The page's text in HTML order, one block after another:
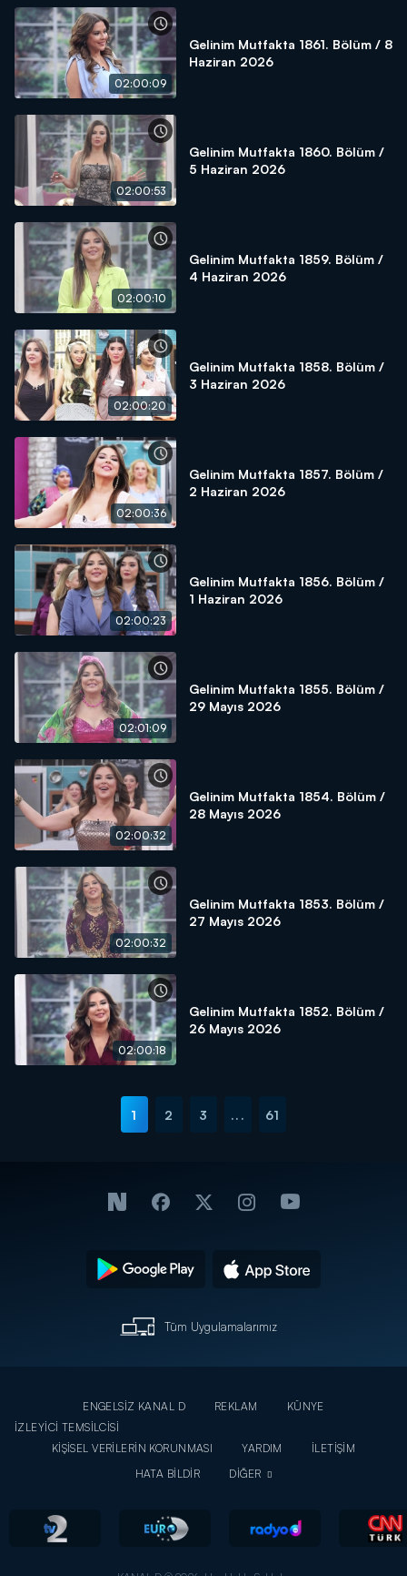
02:00:09
Gelinim Mutfakta 1861. Bölüm / 8
Haziran 2026
02:00:53
Gelinim Mutfakta 1860. Bölüm /
5 Haziran 2026
02:00:10
Gelinim Mutfakta 1859. Bölüm /
4 Haziran 2026
02:00:20
Gelinim Mutfakta 1858. Bölüm /
3 Haziran 2026
02:00:36
Gelinim Mutfakta 1857. Bölüm /
2 Haziran 2026
02:00:23
Gelinim Mutfakta 1856. Bölüm /
1 Haziran 2026
02:01:09
Gelinim Mutfakta 1855. Bölüm /
29 Mayıs 2026
02:00:32
Gelinim Mutfakta 1854. Bölüm /
28 Mayıs 2026
02:00:32
Gelinim Mutfakta 1853. Bölüm /
27 Mayıs 2026
02:00:18
Gelinim Mutfakta 1852. Bölüm /
26 Mayıs 2026
1 2 3 ... 61
Tüm Uygulamalarımız
ENGELSİZ KANAL D REKLAM
KÜNYE
İZLEYİCİ TEMSİLCİSİ
KİŞİSEL VERİLERİN KORUNMASI
YARDIM
İLETİŞİM
HATA BİLDİR
DİĞER